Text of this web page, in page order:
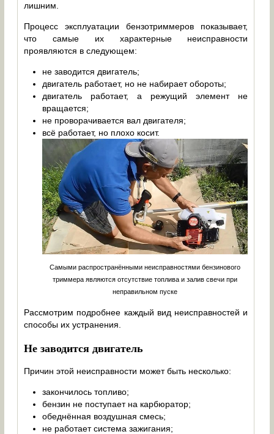
лишним.
Процесс эксплуатации бензотриммеров показывает,
что самые их характерные неисправности
проявляются в следующем:
не заводится двигатель;
двигатель работает, но не набирает обороты;
двигатель работает, а режущий элемент не
вращается;
не проворачивается вал двигателя;
всё работает, но плохо косит.
Самыми распространёнными неисправностями бензинового
триммера являются отсутствие топлива и залив свечи при
неправильном пуске
Рассмотрим подробнее каждый вид неисправностей и
способы их устранения.
Не заводится двигатель
Причин этой неисправности может быть несколько:
закончилось топливо;
бензин не поступает на карбюратор;
обеднённая воздушная смесь;
не работает система зажигания;